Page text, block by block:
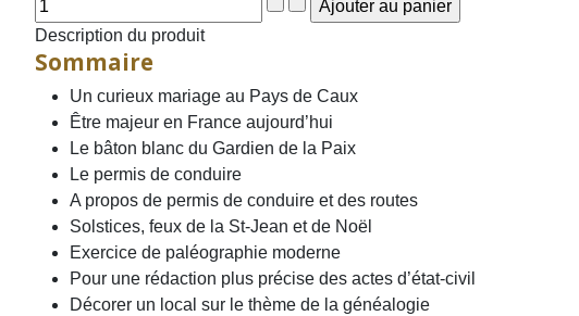
Description du produit
Sommaire
Un curieux mariage au Pays de Caux
Être majeur en France aujourd’hui
Le bâton blanc du Gardien de la Paix
Le permis de conduire
A propos de permis de conduire et des routes
Solstices, feux de la St-Jean et de Noël
Exercice de paléographie moderne
Pour une rédaction plus précise des actes d’état-civil
Décorer un local sur le thème de la généalogie